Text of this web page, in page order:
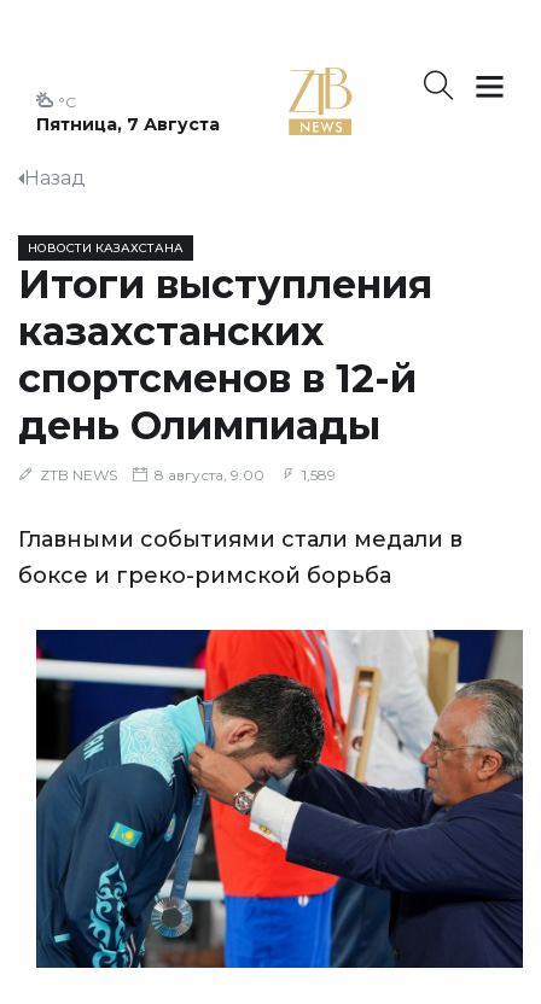
Пятница, 7 Августа
°C
Назад
НОВОСТИ КАЗАХСТАНА
Итоги выступления
казахстанских
спортсменов в 12-й
день Олимпиады
ZTB NEWS 8 августа, 9:00 1,589
Главными событиями стали медали в
боксе и греко-римской борьба